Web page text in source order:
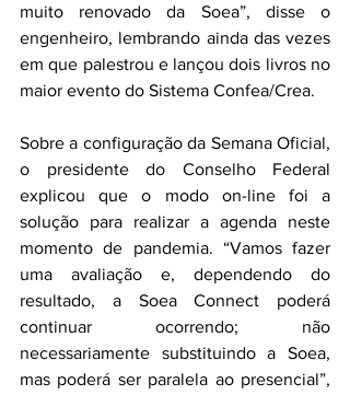
muito renovado da Soea”, disse o
engenheiro, lembrando ainda das vezes
em que palestrou e lançou dois livros no
maior evento do Sistema Confea/Crea.
Sobre a configuração da Semana Oficial,
o presidente do Conselho Federal
explicou que o modo on-line foi a
solução para realizar a agenda neste
momento de pandemia. “Vamos fazer
uma avaliação e, dependendo do
resultado, a Soea Connect poderá
continuar ocorrendo; não
necessariamente substituindo a Soea,
mas poderá ser paralela ao presencial”,